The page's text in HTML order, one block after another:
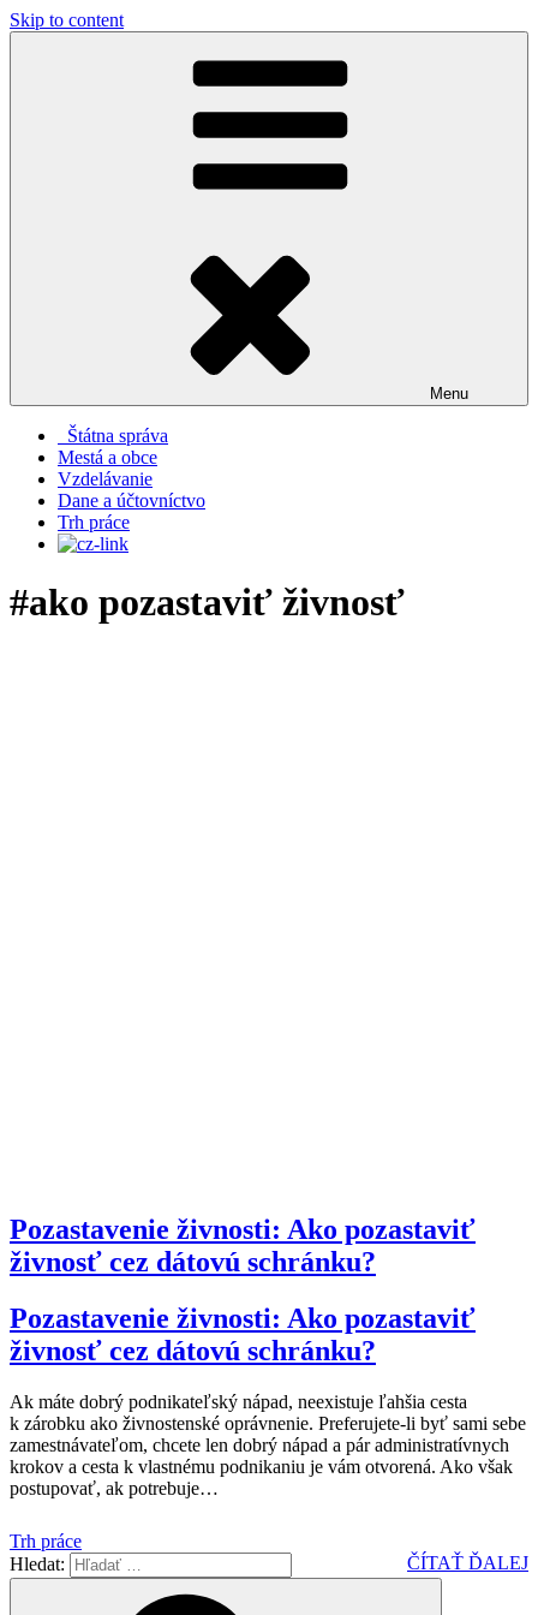
Skip to content
Menu
Štátna správa
Mestá a obce
Vzdelávanie
Dane a účtovníctvo
Trh práce
#ako pozastaviť živnosť
Pozastavenie živnosti: Ako pozastaviť
živnosť cez dátovú schránku?
Pozastavenie živnosti: Ako pozastaviť
živnosť cez dátovú schránku?
Ak máte dobrý podnikateľský nápad, neexistuje ľahšia cesta
k zárobku ako živnostenské oprávnenie. Preferujete-li byť sami sebe
zamestnávateľom, chcete len dobrý nápad a pár administratívnych
krokov a cesta k vlastnému podnikaniu je vám otvorená. Ako však
postupovať, ak potrebuje…
Trh práce
ČÍTAŤ ĎALEJ
Hledat: